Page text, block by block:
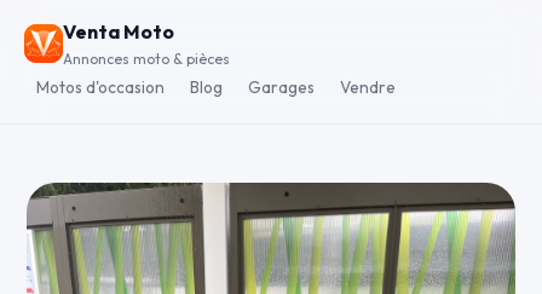
Venta Moto
Annonces moto & pièces
Motos d'occasion Blog Garages Vendre